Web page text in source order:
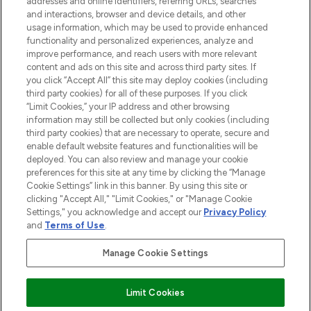
Cookie-Einwilligung
Do Not Sell or Share My Personal
Information
HILFE & INFORMATION
IMPRESSUM
ÜBER LOOKFANTASTIC
Pay Securely With
and interactions, browser and device details, and other
usage information, which may be used to provide enhanced
functionality and personalized experiences, analyze and
improve performance, and reach users with more relevant
content and ads on this site and across third party sites. If
you click “Accept All” this site may deploy cookies (including
third party cookies) for all of these purposes. If you click
“Limit Cookies,” your IP address and other browsing
information may still be collected but only cookies (including
third party cookies) that are necessary to operate, secure and
enable default website features and functionalities will be
deployed. You can also review and manage your cookie
preferences for this site at any time by clicking the “Manage
Cookie Settings” link in this banner. By using this site or
clicking "Accept All," "Limit Cookies," or "Manage Cookie
Settings," you acknowledge and accept our Privacy Policy
and Terms of Use.
Manage Cookie Settings
Limit Cookies